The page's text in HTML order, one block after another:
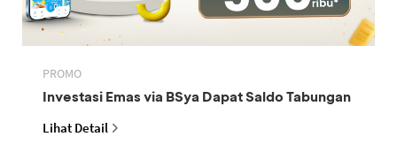
PROMO
Investasi Emas via BSya Dapat Saldo Tabungan
Lihat Detail